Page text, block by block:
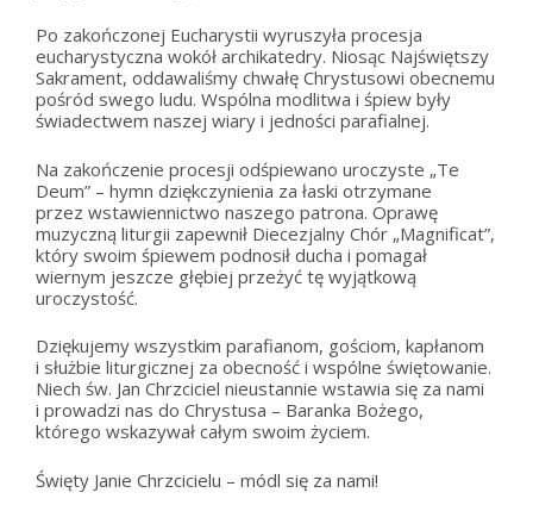
Po zakończonej Eucharystii wyruszyła procesja
eucharystyczna wokół archikatedry. Niosąc Najświętszy
Sakrament, oddawaliśmy chwałę Chrystusowi obecnemu
pośród swego ludu. Wspólna modlitwa i śpiew były
świadectwem naszej wiary i jedności parafialnej.
Na zakończenie procesji odśpiewano uroczyste „Te
Deum” – hymn dziękczynienia za łaski otrzymane
przez wstawiennictwo naszego patrona. Oprawę
muzyczną liturgii zapewnił Diecezjalny Chór „Magnificat”,
który swoim śpiewem podnosił ducha i pomagał
wiernym jeszcze głębiej przeżyć tę wyjątkową
uroczystość.
Dziękujemy wszystkim parafianom, gościom, kapłanom
i służbie liturgicznej za obecność i wspólne świętowanie.
Niech św. Jan Chrzciciel nieustannie wstawia się za nami
i prowadzi nas do Chrystusa – Baranka Bożego,
którego wskazywał całym swoim życiem.
Święty Janie Chrzcicielu – módl się za nami!